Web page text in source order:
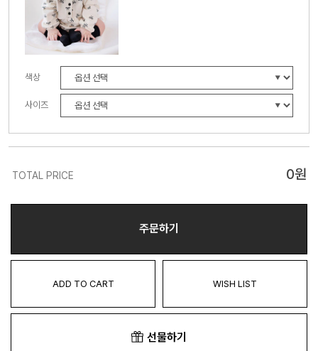
색상
사이즈
TOTAL PRICE 0원
주문하기
ADD TO CART WISH LIST
선물하기